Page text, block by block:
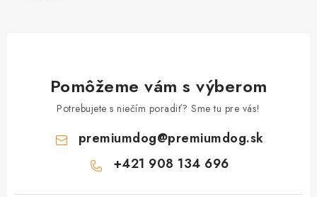
Pomôžeme vám s výberom
Potrebujete s niečím poradiť? Sme tu pre vás!
premiumdog@premiumdog.sk
+421 908 134 696